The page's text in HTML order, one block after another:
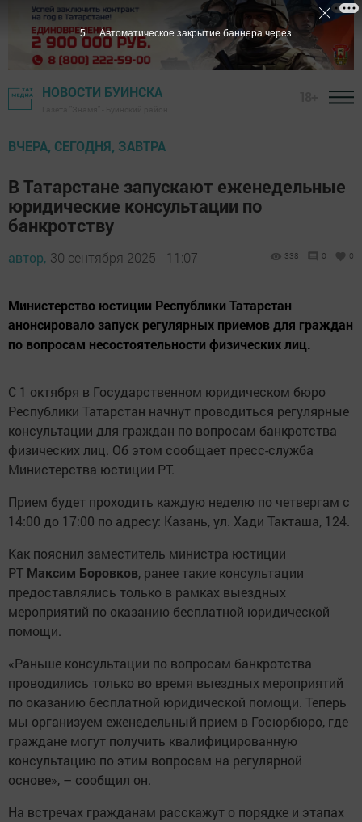
НОВОСТИ БУИНСКА
ВЧЕРА, СЕГОДНЯ, ЗАВТРА
В Татарстане запускают еженедельные
юридические консультации по
банкротству
автор, 30 сентября 2025 - 11:07 338 0 0
Министерство юстиции Республики Татарстан
анонсировало запуск регулярных приемов для граждан
по вопросам несостоятельности физических лиц.
С 1 октября в Государственном юридическом бюро
Республики Татарстан начнут проводиться регулярные
консультации для граждан по вопросам банкротства
физических лиц. Об этом сообщает пресс-служба
Министерства юстиции РТ.
Прием будет проходить каждую неделю по четвергам с
14:00 до 17:00 по адресу: Казань, ул. Хади Такташа, 124.
Как пояснил заместитель министра юстиции
РТ Максим Боровков, ранее такие консультации
предоставлялись только в рамках выездных
мероприятий по оказанию бесплатной юридической
помощи.
«Раньше консультации по вопросам банкротства
проводились только во время выездных мероприятий
по оказанию бесплатной юридической помощи. Теперь
мы организуем еженедельный прием в Госюрбюро, где
граждане могут получить квалифицированную
консультацию по этим вопросам на регулярной
основе», – сообщил он.
На встречах гражданам расскажут о порядке и этапах
3 Автоматическое закрытие баннера через